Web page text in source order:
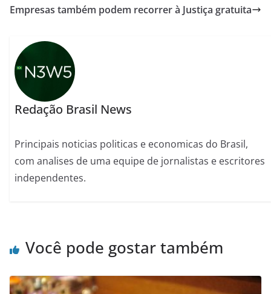
Empresas também podem recorrer à Justiça gratuita
Redação Brasil News
Principais noticias politicas e economicas do Brasil,
com analises de uma equipe de jornalistas e escritores
independentes.
Você pode gostar também